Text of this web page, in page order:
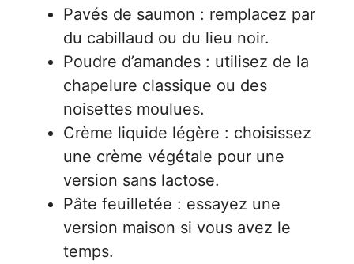
Pavés de saumon : remplacez par
du cabillaud ou du lieu noir.
Poudre d’amandes : utilisez de la
chapelure classique ou des
noisettes moulues.
Crème liquide légère : choisissez
une crème végétale pour une
version sans lactose.
Pâte feuilletée : essayez une
version maison si vous avez le
temps.